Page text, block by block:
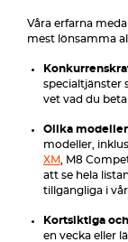
Våra erfarna
mest lönsamma
specialtjänster
vet vad du
Olika
modeller,
XM
, M8
att se hela
tillgängliga i
Kortsiktiga
en vecka eller